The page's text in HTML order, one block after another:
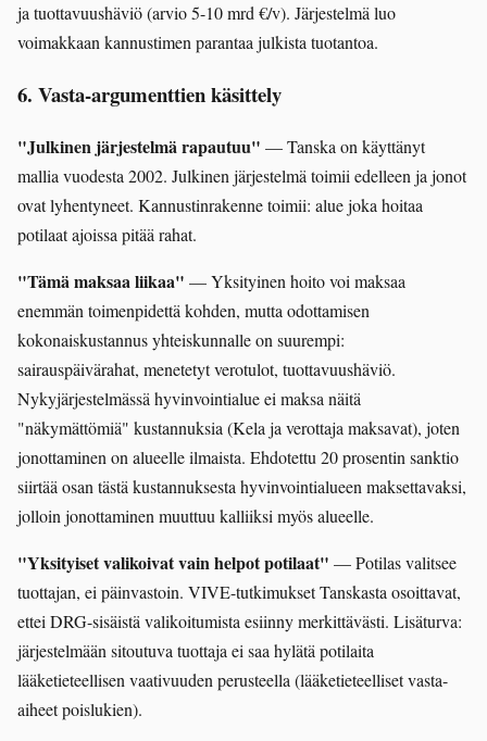
ja tuottavuushäviö (arvio 5-10 mrd €/v). Järjestelmä luo
voimakkaan kannustimen parantaa julkista tuotantoa.
6. Vasta-argumenttien käsittely
"Julkinen järjestelmä rapautuu" — Tanska on käyttänyt
mallia vuodesta 2002. Julkinen järjestelmä toimii edelleen ja jonot
ovat lyhentyneet. Kannustinrakenne toimii: alue joka hoitaa
potilaat ajoissa pitää rahat.
"Tämä maksaa liikaa" — Yksityinen hoito voi maksaa
enemmän toimenpidettä kohden, mutta odottamisen
kokonaiskustannus yhteiskunnalle on suurempi:
sairauspäivärahat, menetetyt verotulot, tuottavuushäviö.
Nykyjärjestelmässä hyvinvointialue ei maksa näitä
"näkymättömiä" kustannuksia (Kela ja verottaja maksavat), joten
jonottaminen on alueelle ilmaista. Ehdotettu 20 prosentin sanktio
siirtää osan tästä kustannuksesta hyvinvointialueen maksettavaksi,
jolloin jonottaminen muuttuu kalliiksi myös alueelle.
"Yksityiset valikoivat vain helpot potilaat" — Potilas valitsee
tuottajan, ei päinvastoin. VIVE-tutkimukset Tanskasta osoittavat,
ettei DRG-sisäistä valikoitumista esiinny merkittävästi. Lisäturva:
järjestelmään sitoutuva tuottaja ei saa hylätä potilaita
lääketieteellisen vaativuuden perusteella (lääketieteelliset vasta-
aiheet poislukien).